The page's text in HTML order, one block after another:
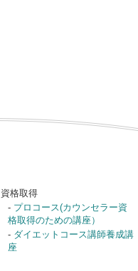
資格取得
- プロコース(カウンセラー資
格取得のための講座）
- ダイエットコース講師養成講
座